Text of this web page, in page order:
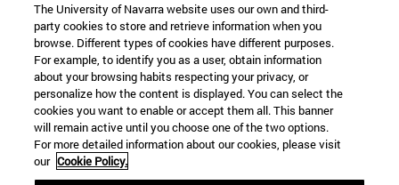
The University of Navarra website uses our own and third-
party cookies to store and retrieve information when you
browse. Different types of cookies have different purposes.
For example, to identify you as a user, obtain information
about your browsing habits respecting your privacy, or
personalize how the content is displayed. You can select the
cookies you want to enable or accept them all. This banner
will remain active until you choose one of the two options.
For more detailed information about our cookies, please visit
our Cookie Policy.